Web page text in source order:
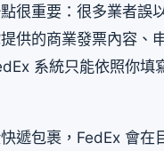
很重要：很多業者誤
供的商業發票內容、
系統只能依照你填
遞包裹，FedEx 會在